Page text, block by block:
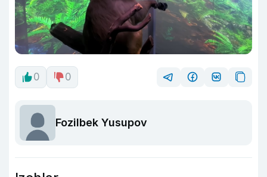
0 0
Fozilbek Yusupov